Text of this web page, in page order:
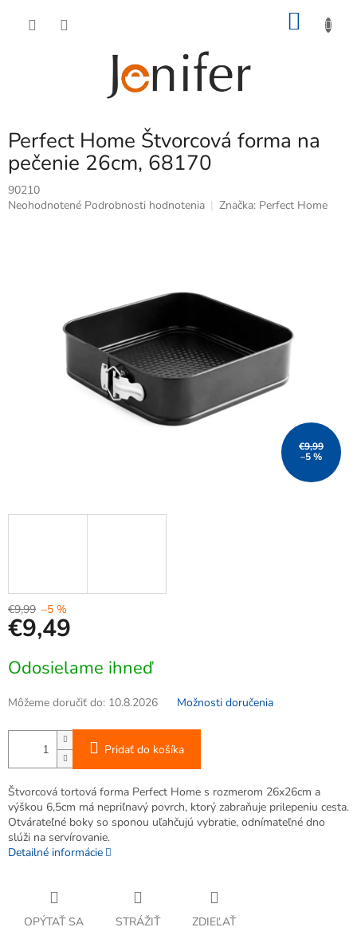
Perfect Home Štvorcová forma na
pečenie 26cm, 68170
90210
Priemerné
Neohodnotené Podrobnosti hodnotenia Značka: Perfect Home
€9,99
–5 %
€9,99 –5 %
€9,49
cena:
Odosielame ihneď
Môžeme doručiť do: 10.8.2026 Možnosti doručenia
Pridať do košíka
Štvorcová tortová forma Perfect Home s rozmerom 26x26cm a
výškou 6,5cm má nepriľnavý povrch, ktorý zabraňuje prilepeniu cesta.
Otvárateľné boky so sponou uľahčujú vybratie, odnímateľné dno
slúži na servírovanie.
Detailné informácie
OPÝTAŤ SA STRÁŽIŤ ZDIEĽAŤ